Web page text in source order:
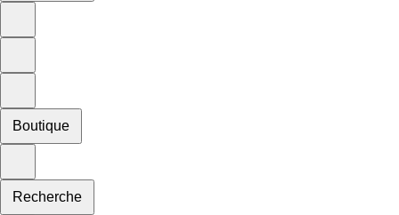
Boutique
Recherche